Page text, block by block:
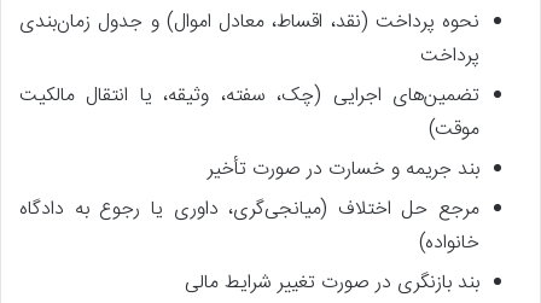
نحوه پرداخت (نقد، اقساط، معادل اموال) و جدول زمان‌بندی
پرداخت
تضمین‌های اجرایی (چک‌، سفته، وثیقه، یا انتقال مالکیت
موقت)
بند جریمه و خسارت در صورت تأخیر
مرجع حل اختلاف (میانجی‌گری، داوری یا رجوع به دادگاه
خانواده)
بند بازنگری در صورت تغییر شرایط مالی